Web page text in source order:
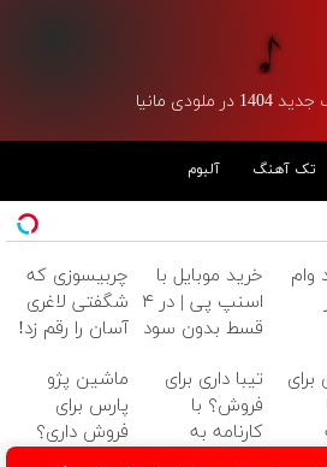
ملودی مانیا
تک آهنگ آلبوم
وام
رو
خرید موبایل با
اسنپ پی | در ۴
قسط بدون سود
چربیسوزی که
شگفتی لاغری
آسان را رقم زد!
برای
تیبا داری برای
فروش؟ با
کارنامه به
ماشین پژو
پارس برای
فروش داری؟